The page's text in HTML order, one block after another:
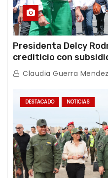
Presidenta Delcy
crediticio con
con Juntas de
Claudia Guerra Mendez
DESTACADO NOTICIAS